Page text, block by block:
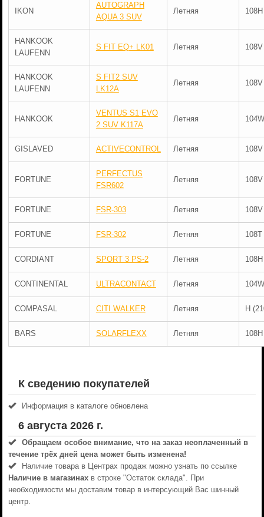
IKON
AUTOGRAPH
AQUA 3 SUV
Летняя 108H
HANKOOK
LAUFENN
S FIT EQ+ LK01 Летняя 108V
HANKOOK
LAUFENN
S FIT2 SUV
LK12A
Летняя 108V
HANKOOK
VENTUS S1 EVO
2 SUV K117A
Летняя 104W
GISLAVED ACTIVECONTROL Летняя 108V
FORTUNE
PERFECTUS
FSR602
Летняя 108V
FORTUNE FSR-303 Летняя 108V
FORTUNE FSR-302 Летняя 108T
CORDIANT SPORT 3 PS-2 Летняя 108H
CONTINENTAL ULTRACONTACT Летняя 104W
COMPASAL CITI WALKER Летняя H
BARS SOLARFLEXX Летняя 108H
К сведению покупателей
Информация в каталоге обновлена
6 августа 2026 г.
Обращаем особое внимание, что на заказ неоплаченный в
течениe трёх дней цена может быть изменена!
Наличие товара в Центрах продаж можно узнать по ссылке
Наличие в магазинахв строке "Остаток склада". При
необходимости мы доставим товар в интерсующий Вас шинный
центр.